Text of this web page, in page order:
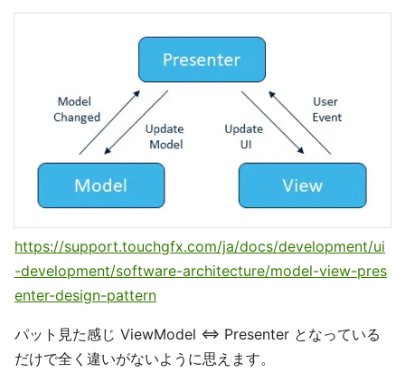
https://support.touchgfx.com/ja/docs/development/ui
-development/software-architecture/model-view-pres
enter-design-pattern
パット見た感じ ViewModel ⇔ Presenter となっている
だけで全く違いがないように思えます。